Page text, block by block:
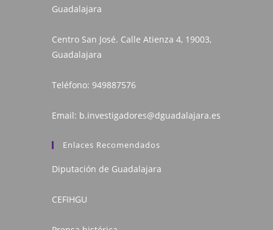
Guadalajara
Centro San José. Calle Atienza 4, 19003,
Guadalajara
Teléfono: 949887576
Email: b.investigadores@dguadalajara.es
Enlaces Recomendados
Diputación de Guadalajara
CEFIHGU